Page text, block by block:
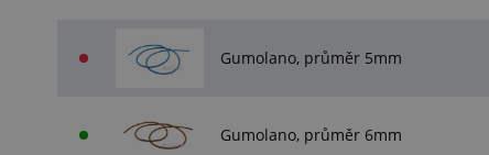
Gumolano, průměr 5mm
Gumolano, průměr 6mm